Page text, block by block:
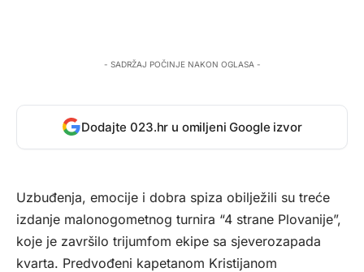
- SADRŽAJ POČINJE NAKON OGLASA -
Dodajte 023.hr u omiljeni Google izvor
Uzbuđenja, emocije i dobra spiza obilježili su treće
izdanje malonogometnog turnira “4 strane Plovanije”,
koje je završilo trijumfom ekipe sa sjeverozapada
kvarta. Predvođeni kapetanom Kristijanom